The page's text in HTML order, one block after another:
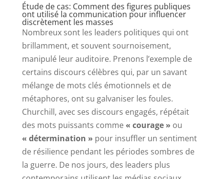
Étude de cas: Comment des figures publiques
ont utilisé la communication pour influencer
discrètement les masses
Nombreux sont les leaders politiques qui ont
brillamment, et souvent sournoisement,
manipulé leur auditoire. Prenons l’exemple de
certains discours célèbres qui, par un savant
mélange de mots clés émotionnels et de
métaphores, ont su galvaniser les foules.
Churchill, avec ses discours engagés, répétait
des mots puissants comme« courage » ou
« détermination » pour insuffler un sentiment
de résilience pendant les périodes sombres de
la guerre. De nos jours, des leaders plus